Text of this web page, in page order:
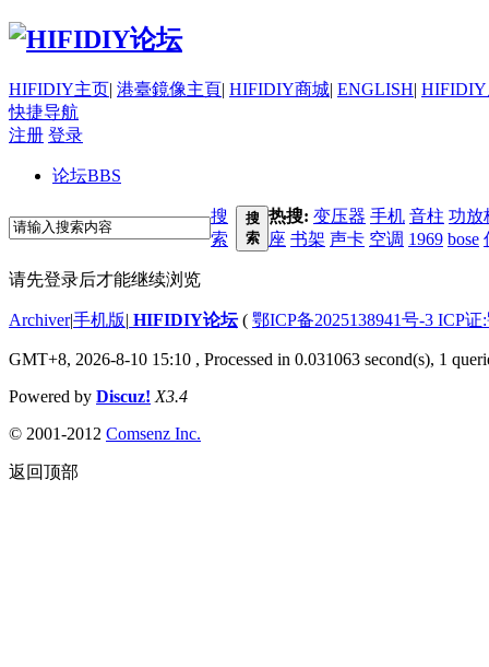
HIFIDIY主页| 港臺鏡像主頁| HIFIDIY商城| ENGLISH|
快捷导航
注册 登录
论坛BBS
搜
索
搜
索
热搜: 变压器 手机 音柱 功放
座 书架 声卡 空调 1969 bose
请先登录后才能继续浏览
Archiver|手机版| HIFIDIY论坛( 鄂ICP备2025138941号-3 ICP
GMT+8, 2026-8-10 15:10 , Processed in 0.031063 second(s), 1
Powered by Discuz! X3.4
© 2001-2012 Comsenz Inc.
返回顶部